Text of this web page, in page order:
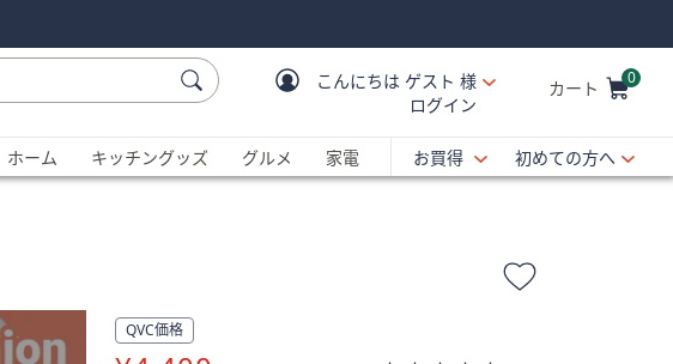
こんにちは ゲスト 様
ログイン
カート 0
ホーム キッチングッズ グルメ 家電 お買得 初めての方へ
QVC価格